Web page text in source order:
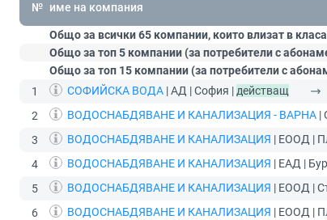
№ име на компания
Общо за всички 65 компании, които влизат в
Общо за топ 5 компании (за потребители с
Общо за топ 15 компании (за потребители с
1
СОФИЙСКА ВОДА | АД | София | действащ
2
ВОДОСНАБДЯВАНЕ И КАНАЛИЗАЦИЯ - ВАРНА |
3
ВОДОСНАБДЯВАНЕ И КАНАЛИЗАЦИЯ | ЕООД |
4
ВОДОСНАБДЯВАНЕ И КАНАЛИЗАЦИЯ | ЕАД |
5
ВОДОСНАБДЯВАНЕ И КАНАЛИЗАЦИЯ | ЕООД |
6
ВОДОСНАБДЯВАНЕ И КАНАЛИЗАЦИЯ | ЕООД |